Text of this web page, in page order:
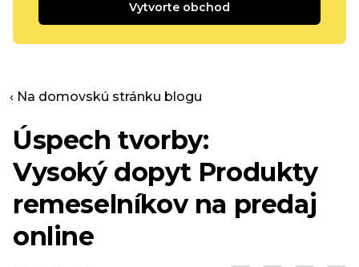
Vytvorte obchod
‹ Na domovskú stránku blogu
Úspech tvorby:
Vysoký dopytProdukty
remeselníkov na predaj
online